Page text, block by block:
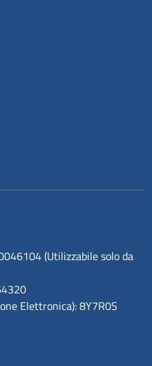
(Utilizzabile solo da
Elettronica): 8Y7R0S